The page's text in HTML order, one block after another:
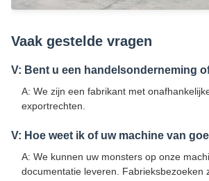
Vaak gestelde vragen
V: Bent u een handelsonderneming
A: We zijn een fabrikant met
exportrechten.
V: Hoe weet ik of uw machine van
A: We kunnen uw monsters op onze
documentatie leveren. Fabrieksbezoeken